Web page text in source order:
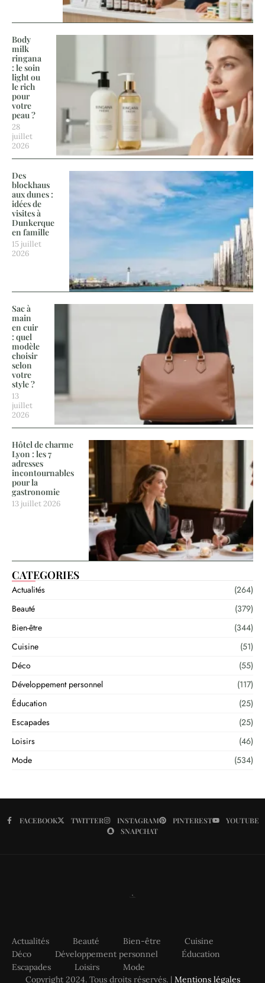
Body
milk
ringana
: le soin
light ou
le rich
pour
votre
peau ?
28
juillet
2026
Des
blockhaus
aux dunes :
idées de
visites à
Dunkerque
en famille
15 juillet
2026
Sac à
main
en cuir
: quel
modèle
choisir
selon
votre
style ?
13
juillet
2026
Hôtel de charme
Lyon : les 7
adresses
incontournables
pour la
gastronomie
13 juillet 2026
CATEGORIES
Actualités
(264)
Beauté
(379)
Bien-être
(344)
Cuisine
(51)
Déco
(55)
Développement personnel
(117)
Éducation
(25)
Escapades
(25)
Loisirs
(46)
Mode
(534)
FACEBOOK TWITTER INSTAGRAM PINTEREST
YOUTUBE
SNAPCHAT
Actualités Beauté Bien-être
Cuisine
Déco
Développement personnel
Éducation
Escapades
Loisirs
Mode
Copyright 2024. Tous droits réservés. | Mentions légales